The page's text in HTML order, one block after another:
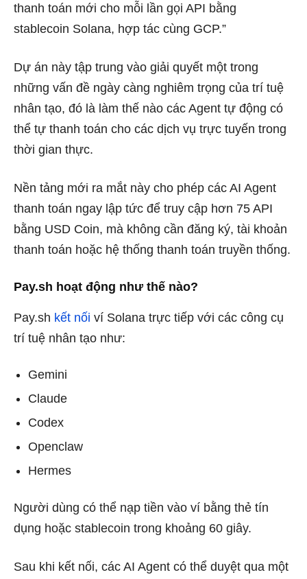
thanh toán mới cho mỗi lần gọi API bằng
stablecoin Solana, hợp tác cùng GCP.”
Dự án này tập trung vào giải quyết một trong
những vấn đề ngày càng nghiêm trọng của trí tuệ
nhân tạo, đó là làm thế nào các Agent tự động có
thể tự thanh toán cho các dịch vụ trực tuyến trong
thời gian thực.
Nền tảng mới ra mắt này cho phép các AI Agent
thanh toán ngay lập tức để truy cập hơn 75 API
bằng USD Coin, mà không cần đăng ký, tài khoản
thanh toán hoặc hệ thống thanh toán truyền thống.
Pay.sh hoạt động như thế nào?
Pay.sh kết nối ví Solana trực tiếp với các công cụ
trí tuệ nhân tạo như:
Gemini
Claude
Codex
Openclaw
Hermes
Người dùng có thể nạp tiền vào ví bằng thẻ tín
dụng hoặc stablecoin trong khoảng 60 giây.
Sau khi kết nối, các AI Agent có thể duyệt qua một